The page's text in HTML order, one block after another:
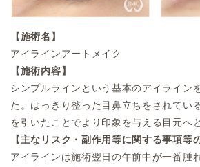
【施術名】
アイラインアートメイク
【施術内容】
シンプルラインという基本のアイライン
た。はっきり整った目鼻立ちをされてい
を引いたことでより印象を与える目元へ
【主なリスク・副作用等に関する事項等
アイラインは施術翌日の午前中が一番腫